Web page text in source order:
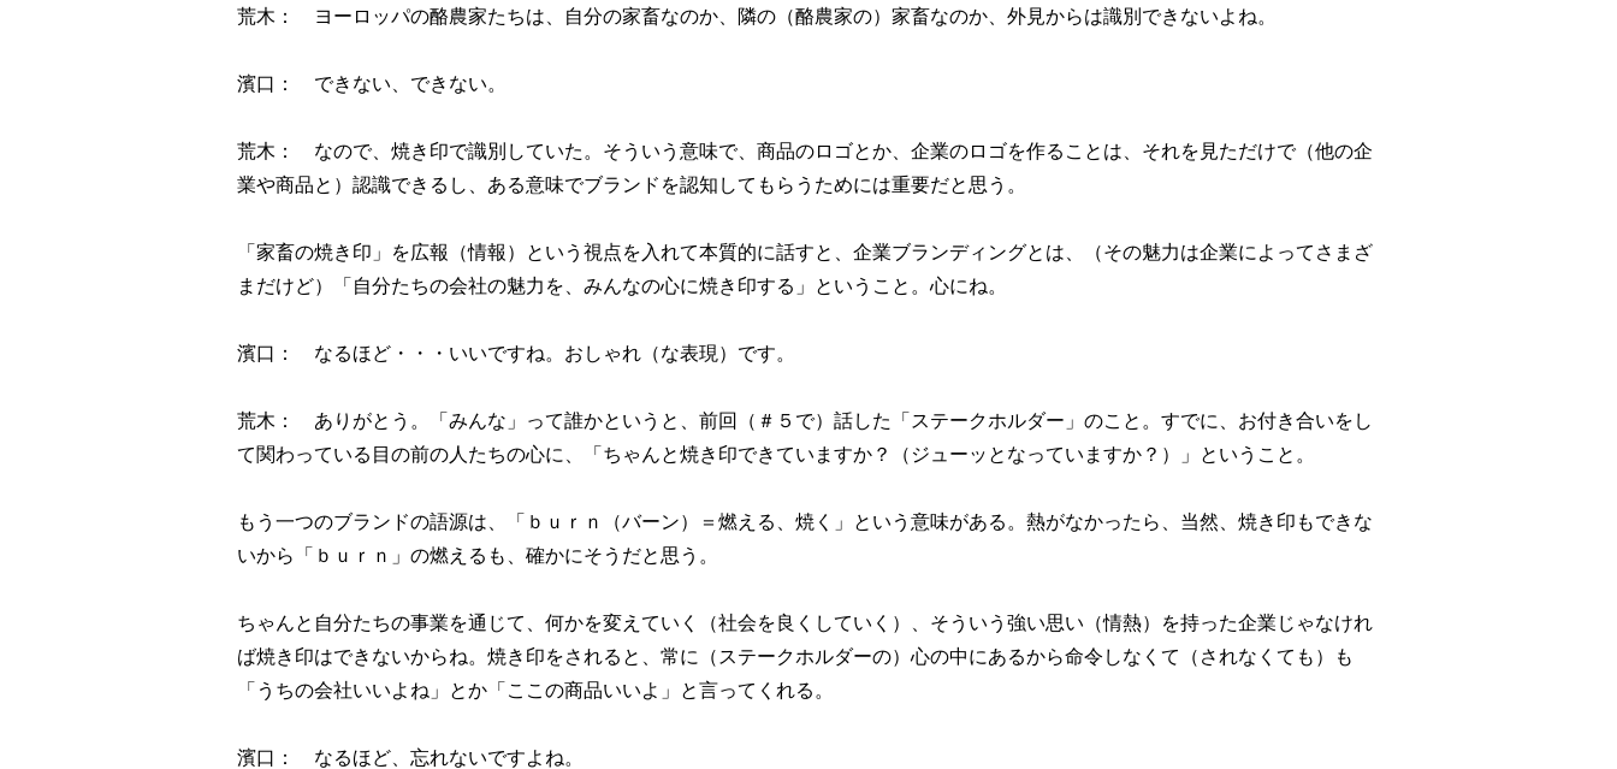
荒木： ヨーロッパの酪農家たちは、自分の家畜なのか、隣の（酪農家の）家畜なのか、外見からは識別できないよね。
濱口： できない、できない。
荒木： なので、焼き印で識別していた。そういう意味で、商品のロゴとか、企業のロゴを作ることは、それを見ただけで（他の企
業や商品と）認識できるし、ある意味でブランドを認知してもらうためには重要だと思う。
「家畜の焼き印」を広報（情報）という視点を入れて本質的に話すと、企業ブランディングとは、（その魅力は企業によってさまざ
まだけど）「自分たちの会社の魅力を、みんなの心に焼き印する」ということ。心にね。
濱口： なるほど・・・いいですね。おしゃれ（な表現）です。
荒木： ありがとう。「みんな」って誰かというと、前回（＃５で）話した「ステークホルダー」のこと。すでに、お付き合いをし
て関わっている目の前の人たちの心に、「ちゃんと焼き印できていますか？（ジューッとなっていますか？）」ということ。
もう一つのブランドの語源は、「ｂｕｒｎ（バーン）＝燃える、焼く」という意味がある。熱がなかったら、当然、焼き印もできな
いから「ｂｕｒｎ」の燃えるも、確かにそうだと思う。
ちゃんと自分たちの事業を通じて、何かを変えていく（社会を良くしていく）、そういう強い思い（情熱）を持った企業じゃなけれ
ば焼き印はできないからね。焼き印をされると、常に（ステークホルダーの）心の中にあるから命令しなくて（されなくても）も
「うちの会社いいよね」とか「ここの商品いいよ」と言ってくれる。
濱口： なるほど、忘れないですよね。